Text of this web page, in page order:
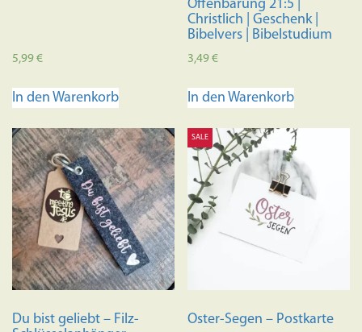
5,99€
In den Warenkorb
Offenbarung 21:5 |
Christlich | Geschenk |
Bibelvers | Bibelstudium
3,49€
In den Warenkorb
Du bist geliebt – Filz-
SALE
Oster-Segen – Postkarte